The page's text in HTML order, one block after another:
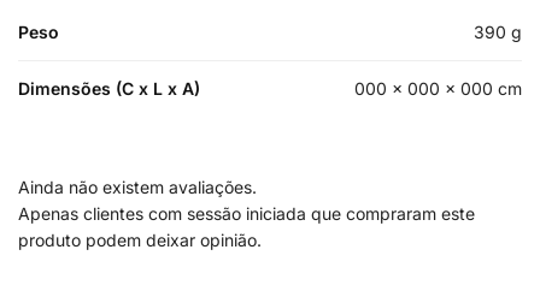
Peso 390 g
Dimensões (C x L x A) 000 × 000 × 000 cm
Ainda não existem avaliações.
Apenas clientes com sessão iniciada que compraram este
produto podem deixar opinião.